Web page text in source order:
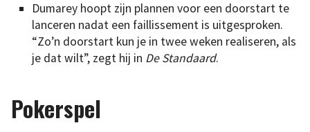
Dumarey hoopt zijn plannen voor een doorstart te
lanceren nadat een faillissement is uitgesproken.
“Zo’n doorstart kun je in twee weken realiseren, als
je dat wilt”, zegt hij in De Standaard.
Pokerspel